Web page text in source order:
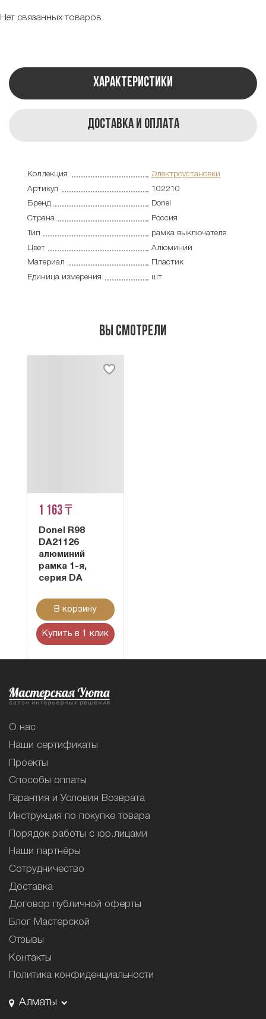
Нет связанных товаров.
Характеристики
Доставка и оплата
Коллекция
Электроустановки
Артикул
102210
Бренд
Donel
Страна
Россия
Тип
рамка выключателя
Цвет
Алюминий
Материал
Пластик
Единица измерения
шт
Вы смотрели
1 163 ₸
Donel R98
DA21126
алюминий
рамка 1-я,
серия DA
В корзину
Купить в 1 клик
О нас
Наши сертификаты
Проекты
Способы оплаты
Гарантия и Условия Возврата
Инструкция по покупке товара
Порядок работы с юр.лицами
Наши партнёры
Сотрудничество
Доставка
Договор публичной оферты
Блог Мастерской
Отзывы
Контакты
Политика конфиденциальности
Алматы